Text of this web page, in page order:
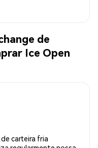
de
Ice Open
carteira fria